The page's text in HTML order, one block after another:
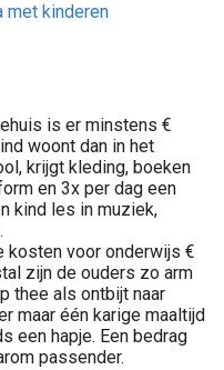
met kinderen
is er minstens €
woont dan in het
krijgt kleding, boeken
en 3x per dag een
kind les in muziek,
kosten voor onderwijs €
zijn de ouders zo arm
thee als ontbijt naar
maar één karige maaltijd
een hapje. Een bedrag
passender.